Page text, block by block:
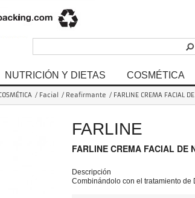
NUTRICIÓN Y DIETAS COSMÉTICA
/ Facial / Reafirmante / FARLINE CREMA FACIAL
FARLINE
FARLINE CREMA FACIAL DE
Descripción
Combinándolo con el tratamiento